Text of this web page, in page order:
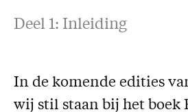
Over AMEN
Deel 1: Inleiding
In de komende edities
wij stil staan bij het boek